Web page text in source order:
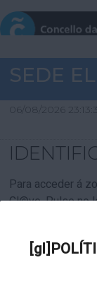
SEDE
06/08/2026
Para acceder á
Cl@ve. Pulse no